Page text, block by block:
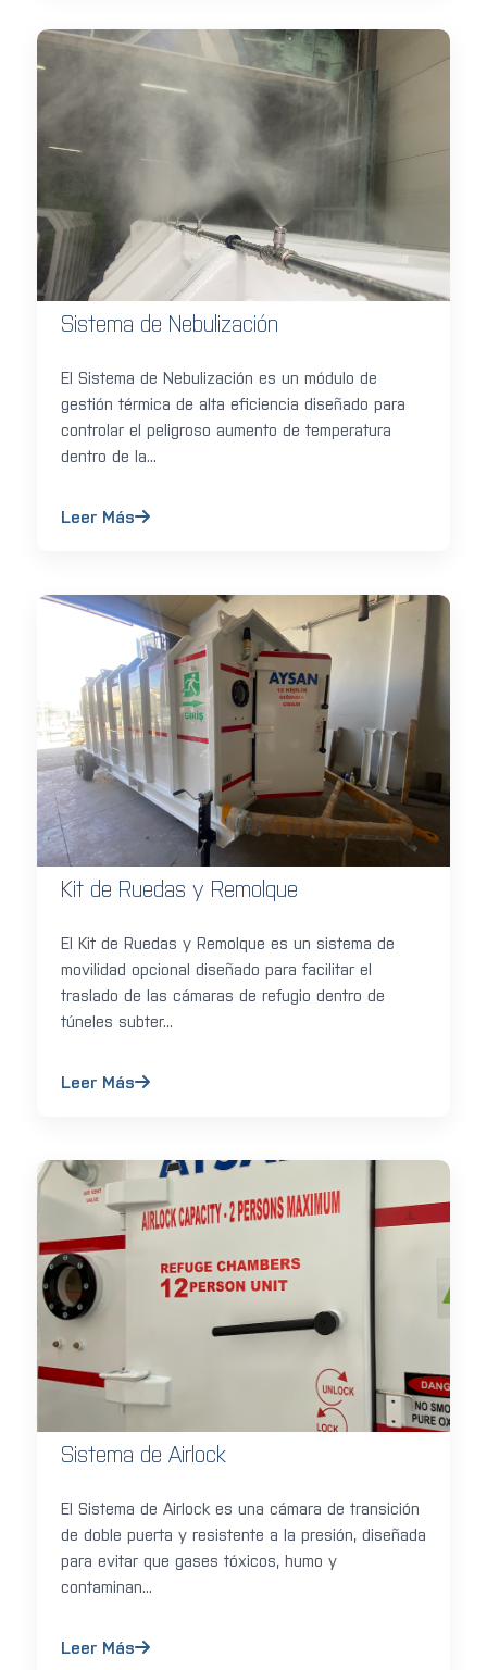
Sistema de Nebulización
El Sistema de Nebulización es un módulo de
gestión térmica de alta eficiencia diseñado para
controlar el peligroso aumento de temperatura
dentro de la...
Leer Más
Kit de Ruedas y Remolque
El Kit de Ruedas y Remolque es un sistema de
movilidad opcional diseñado para facilitar el
traslado de las cámaras de refugio dentro de
túneles subter...
Leer Más
Sistema de Airlock
El Sistema de Airlock es una cámara de transición
de doble puerta y resistente a la presión, diseñada
para evitar que gases tóxicos, humo y
contaminan...
Leer Más